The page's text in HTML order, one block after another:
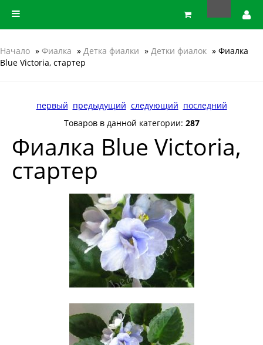
Начало » Фиалка » Детка фиалки » Детки фиалок » Фиалка
Blue Victoria, стартер
первый предыдущий следующий последний
Товаров в данной категории: 287
Фиалка Blue Victoria,
стартер